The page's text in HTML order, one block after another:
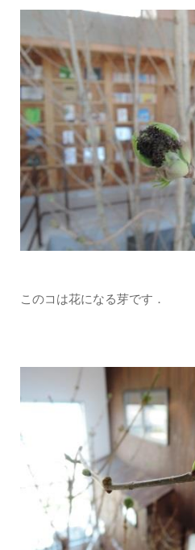
このコは花になる芽です．